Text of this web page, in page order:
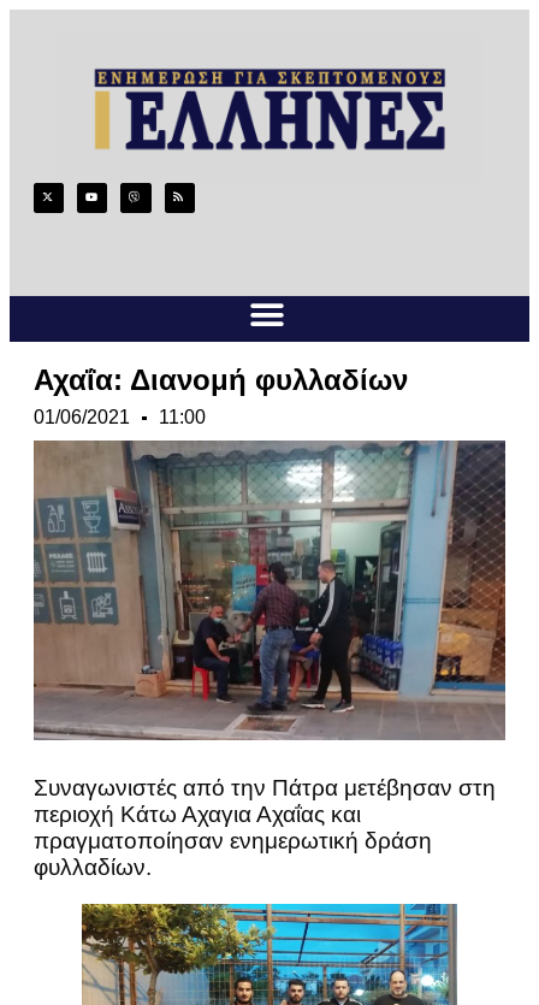
Αχαΐα: Διανομή φυλλαδίων
01/06/2021 11:00
Συναγωνιστές από την Πάτρα μετέβησαν στη
περιοχή Κάτω Αχαγια Αχαΐας και
πραγματοποίησαν ενημερωτική δράση
φυλλαδίων.